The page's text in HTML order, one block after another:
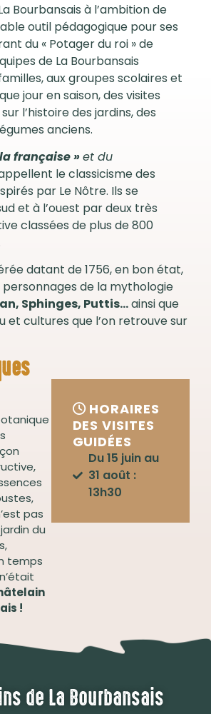
Bourbansais à l’ambition de
outil pédagogique pour ses
du « Potager du roi » de
de La Bourbansais
aux groupes scolaires et
jour en saison, des visites
l’histoire des jardins, des
anciens.
française »et du
le classicisme des
par Le Nôtre. Ils se
et à l’ouest par deux très
classées de plus de 800
datant de 1756, en bon état,
de la mythologie
Sphinges, Puttis…ainsi que
et cultures que l’on retrouve sur
pas
du
temps
!
HORAIRES
DES VISITES
GUIDÉES
Du 15 juin au
31 août :
13h30
de La Bourbansais